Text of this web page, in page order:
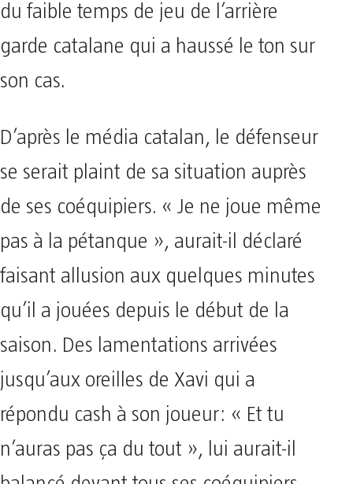
du faible temps de jeu de l’arrière
garde catalane qui a haussé le ton sur
son cas.
D’après le média catalan, le défenseur
se serait plaint de sa situation auprès
de ses coéquipiers. « Je ne joue même
pas à la pétanque », aurait-il déclaré
faisant allusion aux quelques minutes
qu’il a jouées depuis le début de la
saison. Des lamentations arrivées
jusqu’aux oreilles de Xavi qui a
répondu cash à son joueur: « Et tu
n’auras pas ça du tout », lui aurait-il